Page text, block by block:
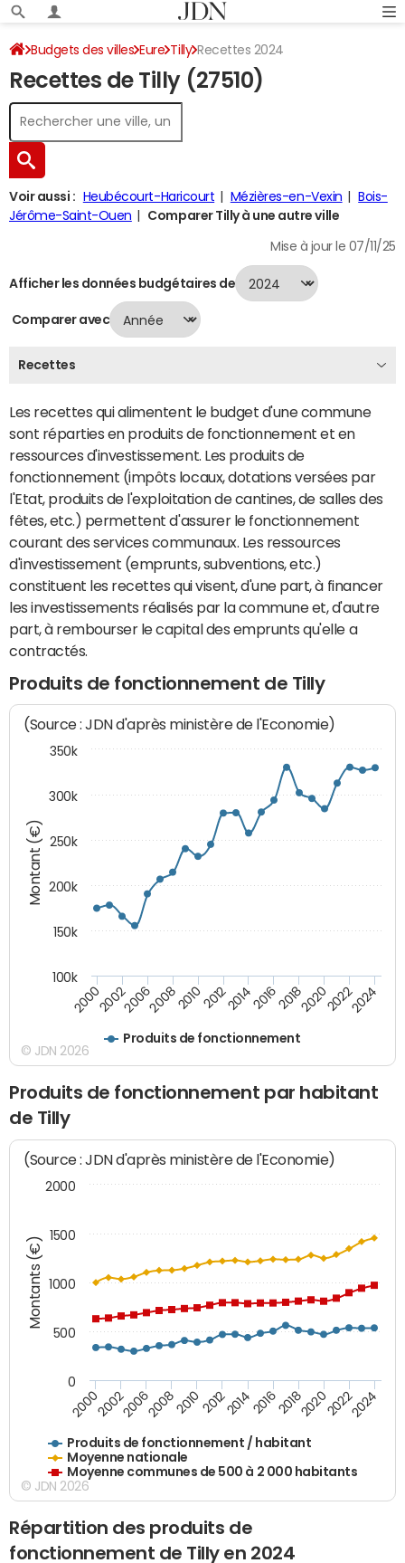
Budgets des villes Eure Tilly Recettes 2024
Recettes de Tilly (27510)
Voir aussi : Heubécourt-Haricourt Mézières-en-Vexin
Bois-
Jérôme-Saint-Ouen
Comparer Tilly à une autre ville
Mise à jour le 07/11/25
Afficher les données budgétaires de
Comparer avec
Recettes
Les recettes qui alimentent le budget d'une commune
sont réparties en produits de fonctionnement et en
ressources d'investissement. Les produits de
fonctionnement (impôts locaux, dotations versées par
l'Etat, produits de l'exploitation de cantines, de salles des
fêtes, etc.) permettent d'assurer le fonctionnement
courant des services communaux. Les ressources
d'investissement (emprunts, subventions, etc.)
constituent les recettes qui visent, d'une part, à financer
les investissements réalisés par la commune et, d'autre
part, à rembourser le capital des emprunts qu'elle a
contractés.
Produits de fonctionnement de Tilly
Montant (€)
(Source : JDN d'après ministère de l'Economie)
Produits de fonctionnement
200020022006200820102012201420162018202020222024
100k
150k
200k
250k
300k
350k
© JDN 2026
Produits de fonctionnement par habitant
de Tilly
Montants (€)
(Source : JDN d'après ministère de l'Economie)
Produits de fonctionnement / habitant
Moyenne nationale
Moyenne communes de 500 à 2 000 habitants
200020022006200820102012201420162018202020222024
0
500
1000
1500
2000
© JDN 2026
Répartition des produits de
fonctionnement de Tilly en 2024